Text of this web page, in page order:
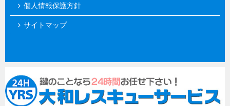
個人情報保護方針
サイトマップ